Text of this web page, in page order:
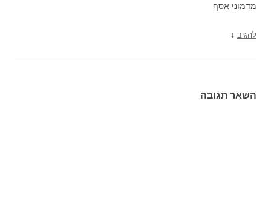
מדמוני אסף
להגיב ↓
השאר תגובה